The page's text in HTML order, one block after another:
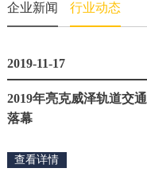
企业新闻 行业动态
2019-11-17
2019年亮克威泽轨道交
落幕
查看详情